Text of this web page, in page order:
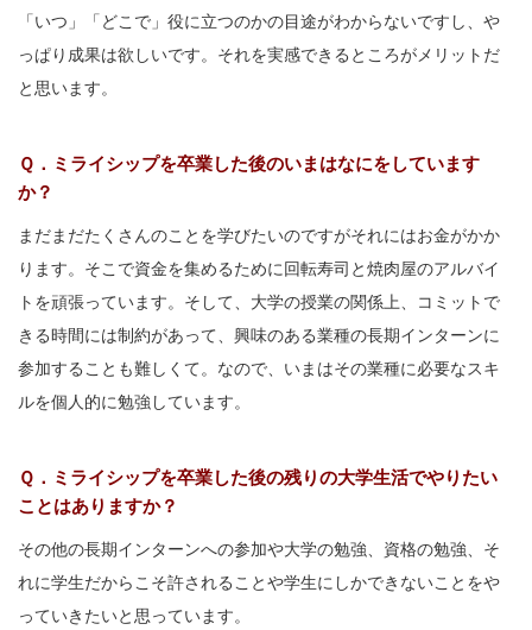
「いつ」「どこで」役に立つのかの目途がわからないですし、や
っぱり成果は欲しいです。それを実感できるところがメリットだ
と思います。
Ｑ．ミライシップを卒業した後のいまはなにをしています
か？
まだまだたくさんのことを学びたいのですがそれにはお金がかか
ります。そこで資金を集めるために回転寿司と焼肉屋のアルバイ
トを頑張っています。そして、大学の授業の関係上、コミットで
きる時間には制約があって、興味のある業種の長期インターンに
参加することも難しくて。なので、いまはその業種に必要なスキ
ルを個人的に勉強しています。
Ｑ．ミライシップを卒業した後の残りの大学生活でやりたい
ことはありますか？
その他の長期インターンへの参加や大学の勉強、資格の勉強、そ
れに学生だからこそ許されることや学生にしかできないことをや
っていきたいと思っています。